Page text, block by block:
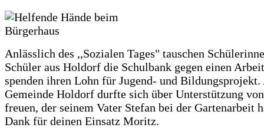
Anlässlich des ,,Sozialen Tages" tauschen
Schüler aus Holdorf die Schulbank gegen einen
spenden ihren Lohn für Jugend- und Bildungsprojekt.
Gemeinde Holdorf durfte sich über Unterstützung
freuen, der seinem Vater Stefan bei der Gartenarbeit
Dank für deinen Einsatz Moritz.